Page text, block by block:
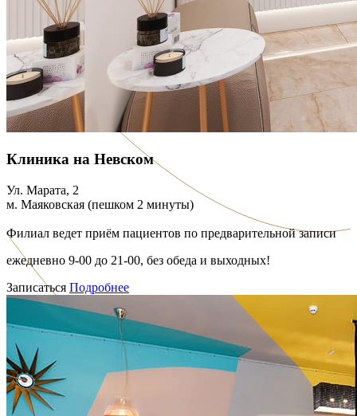
Клиника на Невском
Ул. Марата, 2
м. Маяковская (пешком 2 минуты)
Филиал ведет приём пациентов по предварительной записи
ежедневно 9-00 до 21-00, без обеда и выходных!
Записаться Подробнее